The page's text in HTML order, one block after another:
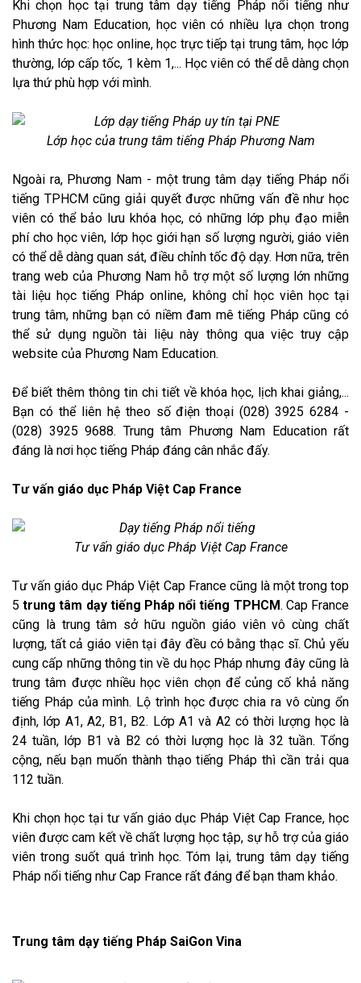
Khi chọn học tại trung tâm dạy tiếng Pháp nổi tiếng như
Phương Nam Education, học viên có nhiều lựa chọn trong
hình thức học: học online, học trực tiếp tại trung tâm, học lớp
thường, lớp cấp tốc, 1 kèm 1,... Học viên có thể dễ dàng chọn
lựa thứ phù hợp với mình.
Lớp học của trung tâm tiếng Pháp Phương Nam
Ngoài ra, Phương Nam - một trung tâm dạy tiếng Pháp nổi
tiếng TPHCM cũng giải quyết được những vấn đề như học
viên có thể bảo lưu khóa học, có những lớp phụ đạo miễn
phí cho học viên, lớp học giới hạn số lượng người, giáo viên
có thể dễ dàng quan sát, điều chỉnh tốc độ dạy. Hơn nữa, trên
trang web của Phương Nam hỗ trợ một số lượng lớn những
tài liệu học tiếng Pháp online, không chỉ học viên học tại
trung tâm, những bạn có niềm đam mê tiếng Pháp cũng có
thể sử dụng nguồn tài liệu này thông qua việc truy cập
website của Phương Nam Education.
Để biết thêm thông tin chi tiết về khóa học, lịch khai giảng,...
Bạn có thể liên hệ theo số điện thoại (028) 3925 6284 -
(028) 3925 9688. Trung tâm Phương Nam Education rất
đáng là nơi học tiếng Pháp đáng cân nhắc đấy.
Tư vấn giáo dục Pháp Việt Cap France
Tư vấn giáo dục Pháp Việt Cap France
Tư vấn giáo dục Pháp Việt Cap France cũng là một trong top
5 trung tâm dạy tiếng Pháp nổi tiếng TPHCM. Cap France
cũng là trung tâm sở hữu nguồn giáo viên vô cùng chất
lượng, tất cả giáo viên tại đây đều có bằng thạc sĩ. Chủ yếu
cung cấp những thông tin về du học Pháp nhưng đây cũng là
trung tâm được nhiều học viên chọn để củng cố khả năng
tiếng Pháp của mình. Lộ trình học được chia ra vô cùng ổn
định, lớp A1, A2, B1, B2. Lớp A1 và A2 có thời lượng học là
24 tuần, lớp B1 và B2 có thời lượng học là 32 tuần. Tổng
cộng, nếu bạn muốn thành thạo tiếng Pháp thì cần trải qua
112 tuần.
Khi chọn học tại tư vấn giáo dục Pháp Việt Cap France, học
viên được cam kết về chất lượng học tập, sự hỗ trợ của giáo
viên trong suốt quá trình học. Tóm lại, trung tâm dạy tiếng
Pháp nổi tiếng như Cap France rất đáng để bạn tham khảo.
Trung tâm dạy tiếng Pháp SaiGon Vina